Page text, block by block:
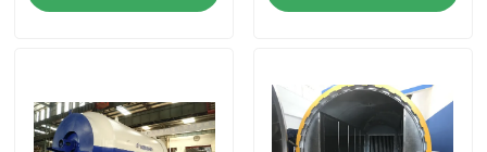
المنزل